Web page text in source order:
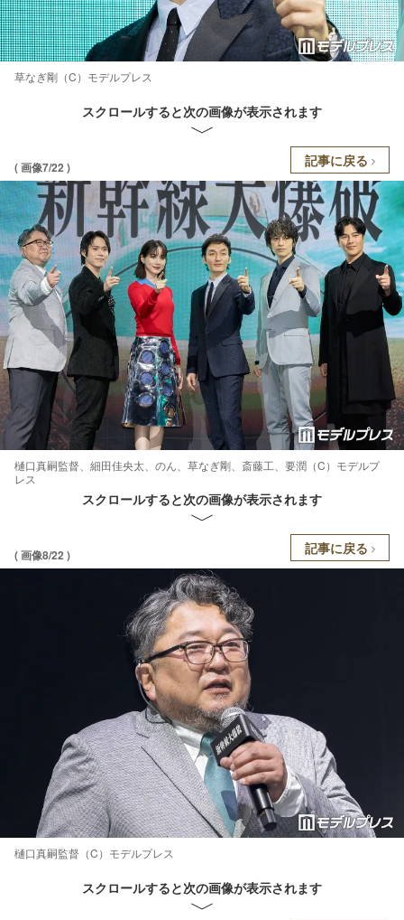
草なぎ剛（C）モデルプレス
スクロールすると次の画像が表示されます
( 画像7/22 ) 記事に戻る
樋口真嗣監督、細田佳央太、のん、草なぎ剛、斎藤工、要潤（C）モデルプ
レス
スクロールすると次の画像が表示されます
( 画像8/22 ) 記事に戻る
樋口真嗣監督（C）モデルプレス
スクロールすると次の画像が表示されます